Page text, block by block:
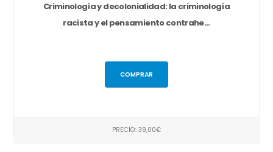
Criminología y decolonialidad: la criminología
racista y el pensamiento contrahe...
COMPRAR
PRECIO: 39,00€